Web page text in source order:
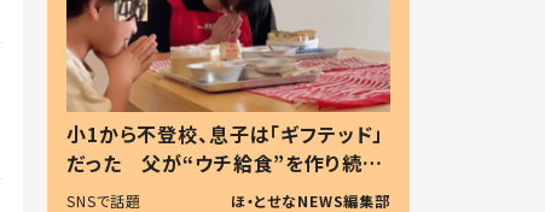
小1から不登校、息子は「ギフテッド」
だった 父が“ウチ給食”を作り続け
る理由とは #令和の親 #令和の子
SNSで話題 ほ・とせなNEWS編集部